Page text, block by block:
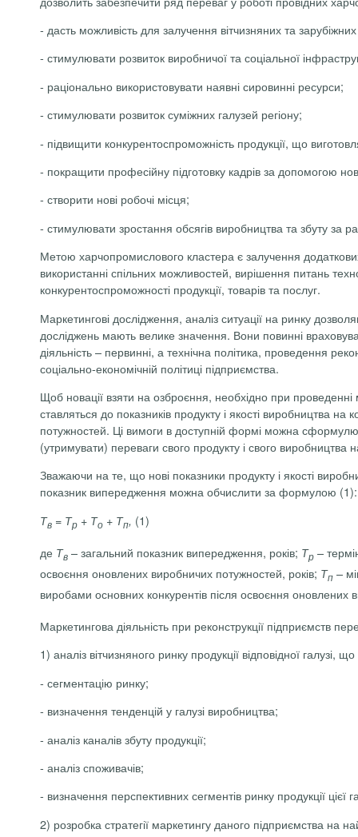
- дасть можливість для залучення вітчизняних та зарубіжних
- стимулювати розвиток виробничої та соціальної
- раціонально використовувати наявні сировинні ресурси;
- стимулювати розвиток суміжних галузей регіону;
- підвищити конкурентоспроможність продукції, що
- покращити професійну підготовку кадрів за допомогою
- створити нові робочі місця;
- стимулювати зростання обсягів виробництва та збуту за
Метою харчопромислового кластера є залучення
використанні спільних можливостей, вирішення питань
конкурентоспроможності продукції, товарів та послуг.
Маркетингові дослідження, аналіз ситуації на ринку
досліджень мають велике значення. Вони повинні
діяльність – первинні, а технічна політика, проведення
соціально-економічній політиці підприємства.
Щоб новації взяти на озброєння, необхідно при
ставляться до показників продукту і якості виробництва
потужностей. Ці вимоги в доступній формі можна
(утримувати) переваги свого продукту і свого виробництва
Зважаючи на те, що нові показники продукту і якості
показник випередження можна обчислити за формулою (1):
Тв = Тр + То + Тп, (1)
де Тв – загальний показник випередження, років; Тр –
освоєння оновлених виробничих потужностей, років; Тп –
виробами основних конкурентів після освоєння оновлених
Маркетингова діяльність при реконструкції підприємств
1) аналіз вітчизняного ринку продукції відповідної галузі,
- сегментацію ринку;
- визначення тенденцій у галузі виробництва;
- аналіз каналів збуту продукції;
- аналіз споживачів;
- визначення перспективних сегментів ринку продукції цієї
2) розробка стратегії маркетингу даного підприємства на